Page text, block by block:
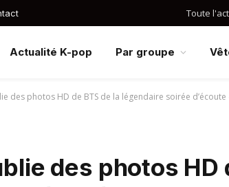
Toute
Actualité K-pop Par groupe
des photos HD de BTS de la légendaire soirée d’écoute
des photos HD